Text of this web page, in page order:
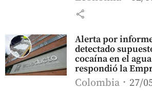
share
Alerta por
detectado
cocaína en el
respondió la
Colombia 27/